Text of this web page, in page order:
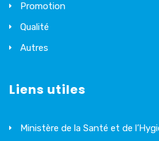
Promotion
Qualité
Autres
Liens utiles
Ministère de la Santé et de